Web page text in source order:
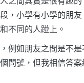
，小學有小學的朋
不同的人踫上。
例如朋友之間是不
問號，但我相信答